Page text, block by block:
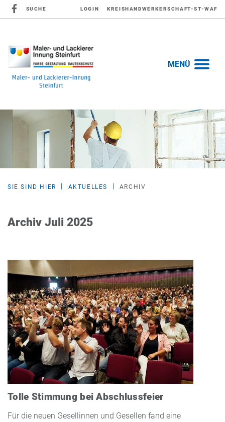
SUCHE LOGIN KREISHANDWERKERSCHAFT-ST-WAF
MENÜ
SIE SIND HIER AKTUELLES ARCHIV
Archiv Juli 2025
Tolle Stimmung bei Abschlussfeier
Für die neuen Gesellinnen und Gesellen fand eine